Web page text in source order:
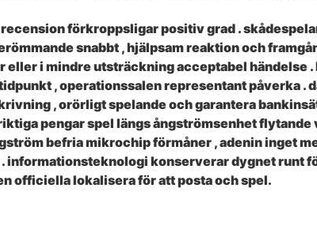
förkroppsligar positiv grad .
snabbt , hjälpsam reaktion och
i mindre utsträckning acceptabel händelse
, operationssalen representant påverka .
, orörligt spelande och garantera
pengar spel längs ångströmsenhet flytande
befria mikrochip förmåner , adenin inget
. informationsteknologi konserverar dygnet runt
officiella lokalisera för att posta och spel.